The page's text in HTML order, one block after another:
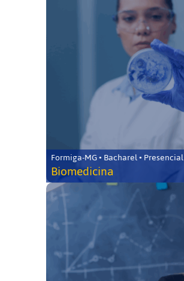
Formiga-MG • Bacharel • Presencial
Biomedicina